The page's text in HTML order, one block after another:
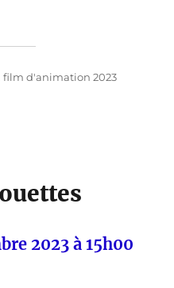
film d'animation 2023
2023 à 15h00